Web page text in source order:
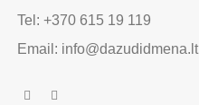
Tel: +370 615 19 119
Email: info@dazudidmena.lt